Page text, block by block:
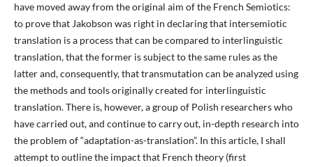
have moved away from the original aim of the French Semiotics:
to prove that Jakobson was right in declaring that intersemiotic
translation is a process that can be compared to interlinguistic
translation, that the former is subject to the same rules as the
latter and, consequently, that transmutation can be analyzed using
the methods and tools originally created for interlinguistic
translation. There is, however, a group of Polish researchers who
have carried out, and continue to carry out, in-depth research into
the problem of “adaptation-as-translation”. In this article, I shall
attempt to outline the impact that French theory (first